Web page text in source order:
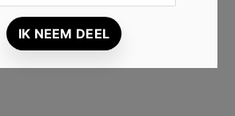
en creatieve kunstwereld.